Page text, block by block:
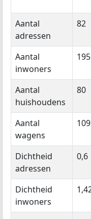
Aantal
adressen
82
Aantal
inwoners
195
Aantal
huishoudens
80
Aantal
wagens
109
Dichtheid
adressen
0,6
Dichtheid
inwoners